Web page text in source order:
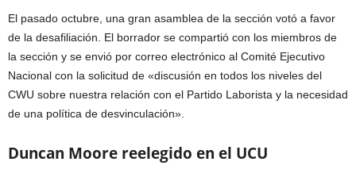
El pasado octubre, una gran asamblea de la sección votó a favor
de la desafiliación. El borrador se compartió con los miembros de
la sección y se envió por correo electrónico al Comité Ejecutivo
Nacional con la solicitud de «discusión en todos los niveles del
CWU sobre nuestra relación con el Partido Laborista y la necesidad
de una política de desvinculación».
Duncan Moore reelegido en el UCU